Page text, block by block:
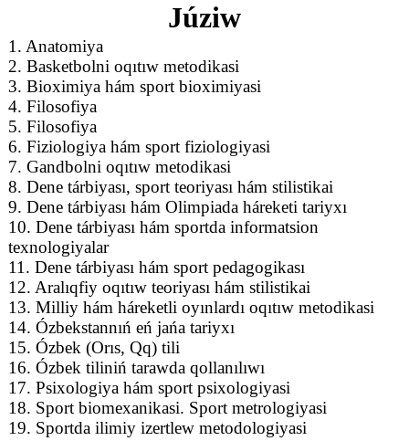
Júziw
1. Anatomiya
2. Basketbolni oqıtıw metodikasi
3. Bioximiya hám sport bioximiyasi
4. Filosofiya
5. Filosofiya
6. Fiziologiya hám sport fiziologiyasi
7. Gandbolni oqıtıw metodikasi
8. Dene tárbiyası, sport teoriyası hám stilistikai
9. Dene tárbiyası hám Olimpiada háreketi tariyxı
10. Dene tárbiyası hám sportda informatsion
texnologiyalar
11. Dene tárbiyası hám sport pedagogikası
12. Aralıqfiy oqıtıw teoriyası hám stilistikai
13. Milliy hám háreketli oyınlardı oqıtıw metodikasi
14. Ózbekstannıń eń jańa tariyxı
15. Ózbek (Orıs, Qq) tili
16. Ózbek tiliniń tarawda qollanılıwı
17. Psixologiya hám sport psixologiyasi
18. Sport biomexanikasi. Sport metrologiyasi
19. Sportda ilimiy izertlew metodologiyasi